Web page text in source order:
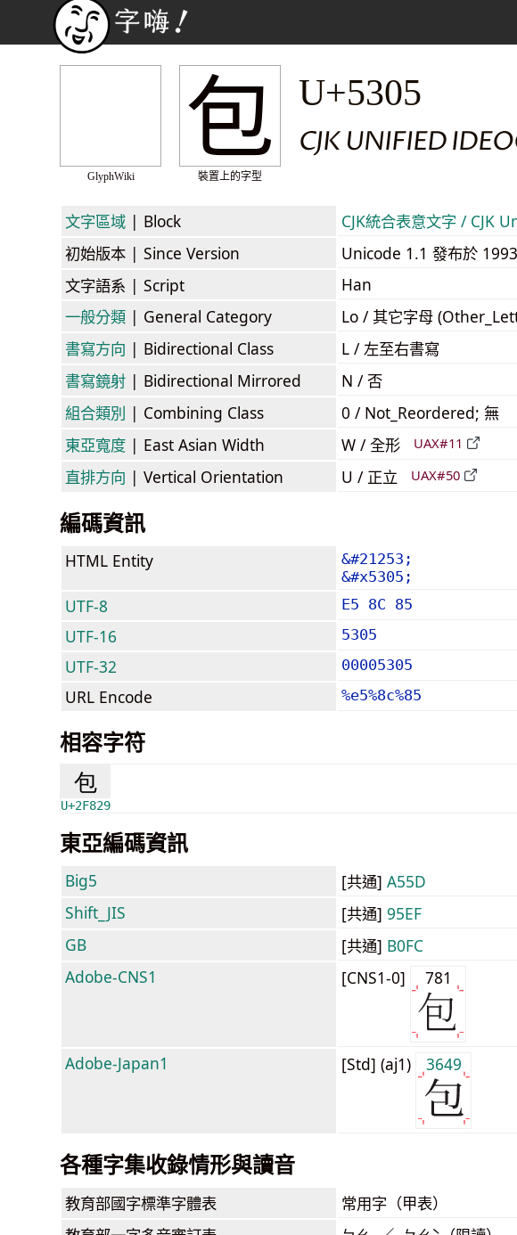
GlyphWiki
包
裝置上的字型
U+5305
CJK UNIFIED
文字區域 | Block CJK統合表意文字 / CJK
初始版本 | Since Version
Unicode 1.1 發布於
文字語系 | Script
Han
一般分類 | General Category
Lo / 其它字母
書寫方向 | Bidirectional Class
L / 左至右書寫
書寫鏡射 | Bidirectional Mirrored
N / 否
組合類別 | Combining Class
0 / Not_Reordered; 無
東亞寬度 | East Asian Width W / 全形 UAX#11
直排方向 | Vertical Orientation U / 正立 UAX#50
編碼資訊
HTML Entity
&#21253;
&#x5305;
UTF-8 E5 8C 85
UTF-16 5305
UTF-32 00005305
URL Encode %e5%8c%85
相容字符
包
U+2F829
東亞編碼資訊
Big5 [共通] A55D
Shift_JIS
[共通] 95EF
GB
[共通] B0FC
Adobe-CNS1
[CNS1-0] 781
Adobe-Japan1 [Std] (aj1) 3649
各種字集收錄情形與讀音
教育部國字標準字體表 常用字（甲表）